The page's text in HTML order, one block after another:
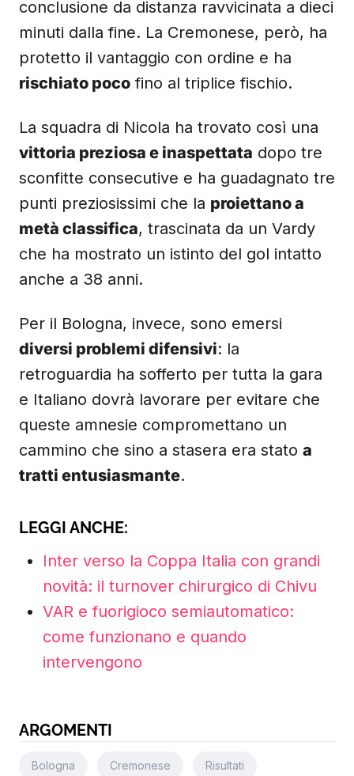
conclusione da distanza ravvicinata a dieci
minuti dalla fine. La Cremonese, però, ha
protetto il vantaggio con ordine e ha
rischiato poco fino al triplice fischio.
La squadra di Nicola ha trovato così una
vittoria preziosa e inaspettata dopo tre
sconfitte consecutive e ha guadagnato tre
punti preziosissimi che la proiettano a
metà classifica, trascinata da un Vardy
che ha mostrato un istinto del gol intatto
anche a 38 anni.
Per il Bologna, invece, sono emersi
diversi problemi difensivi: la
retroguardia ha sofferto per tutta la gara
e Italiano dovrà lavorare per evitare che
queste amnesie compromettano un
cammino che sino a stasera era stato a
tratti entusiasmante.
LEGGI ANCHE:
Inter verso la Coppa Italia con grandi
novità: il turnover chirurgico di Chivu
VAR e fuorigioco semiautomatico:
come funzionano e quando
intervengono
ARGOMENTI
Bologna Cremonese Risultati